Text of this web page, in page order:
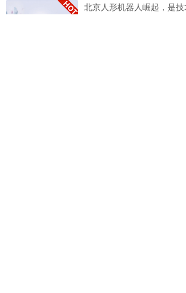
北京人形机器人崛起，是